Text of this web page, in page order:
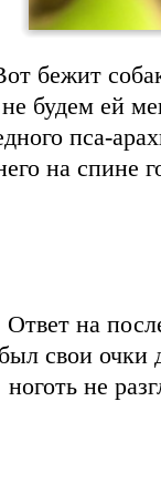
бежит
не будем ей
пса-
на спине
Ответ на
свои очки
ноготь не